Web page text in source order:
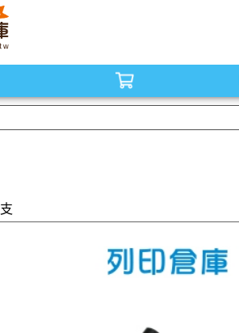
連續供墨印表機-office24列印倉庫線上購物手機版